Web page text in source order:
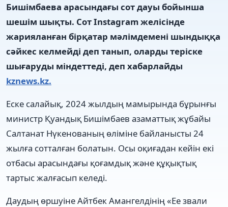
Бишімбаева арасындағы сот дауы бойынша
шешім шықты. Сот Instagram желісінде
жарияланған бірқатар мәлімдемені шындыққа
сәйкес келмейді деп танып, оларды теріске
шығаруды міндеттеді, деп хабарлайды
kznews.kz.
Еске салайық, 2024 жылдың мамырында бұрынғы
министр Қуандық Бишімбаев азаматтық жұбайы
Салтанат Нүкенованың өліміне байланысты 24
жылға сотталған болатын. Осы оқиғадан кейін екі
отбасы арасындағы қоғамдық және құқықтық
тартыс жалғасып келеді.
Даудың өршуіне Айтбек Амангелдінің «Ее звали